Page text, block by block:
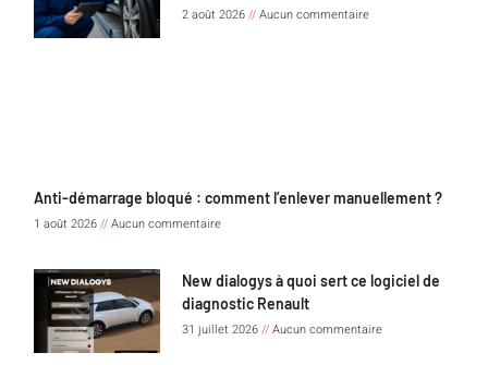
2 août 2026 Aucun commentaire
Anti-démarrage bloqué : comment l’enlever manuellement ?
1 août 2026
Aucun commentaire
New dialogys à quoi sert ce logiciel de
diagnostic Renault
31 juillet 2026 Aucun commentaire